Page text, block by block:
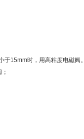
15mm时，用高粘度电磁阀。